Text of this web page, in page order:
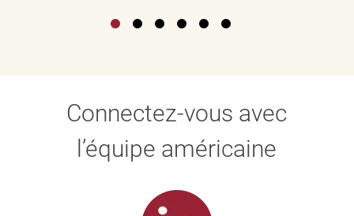
Connectez-vous avec
l’équipe américaine